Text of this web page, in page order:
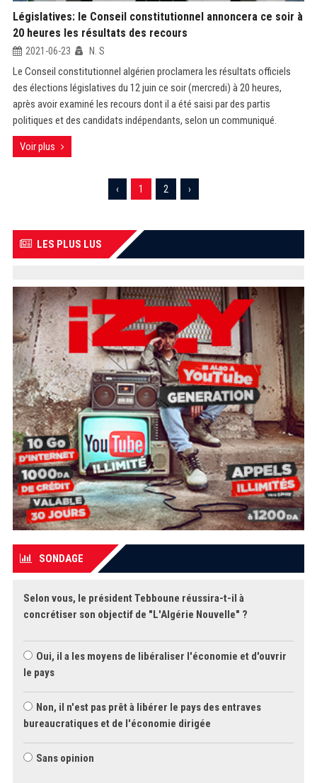
Législatives: le Conseil constitutionnel annoncera ce soir à
20 heures les résultats des recours
2021-06-23 N. S
Le Conseil constitutionnel algérien proclamera les résultats officiels
des élections législatives du 12 juin ce soir (mercredi) à 20 heures,
après avoir examiné les recours dont il a été saisi par des partis
politiques et des candidats indépendants, selon un communiqué.
Voir plus
‹ 1 2 ›
LES PLUS LUS
SONDAGE
Selon vous, le président Tebboune réussira-t-il à
concrétiser son objectif de "L'Algérie Nouvelle" ?
Oui, il a les moyens de libéraliser l'économie et d'ouvrir
le pays
Non, il n'est pas prêt à libérer le pays des entraves
bureaucratiques et de l'économie dirigée
Sans opinion